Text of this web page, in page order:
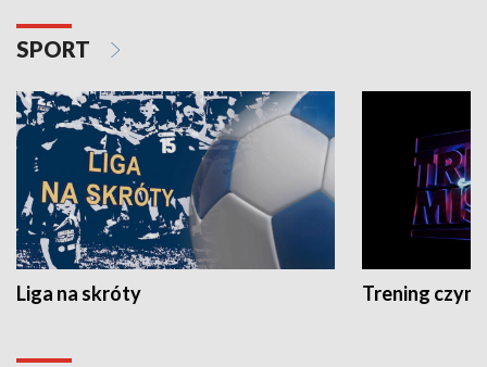
SPORT
Liga na skróty Trening czyni